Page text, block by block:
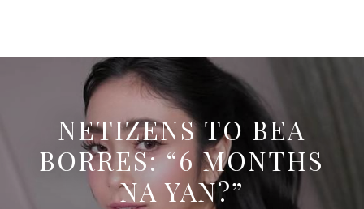
NETIZENS TO BEA
BORRES: “6 MONTHS
NA YAN?”